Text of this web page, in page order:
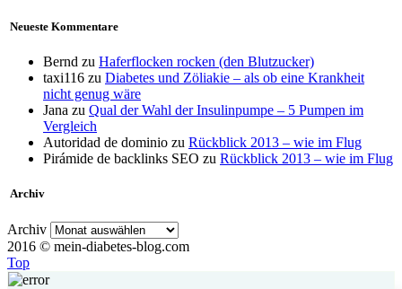
Neueste Kommentare
Bernd zu Haferflocken rocken (den Blutzucker)
taxi116 zu Diabetes und Zöliakie – als ob eine Krankheit
nicht genug wäre
Jana zu Qual der Wahl der Insulinpumpe – 5 Pumpen im
Vergleich
Autoridad de dominio zu Rückblick 2013 – wie im Flug
Pirámide de backlinks SEO zu Rückblick 2013 – wie im Flug
Archiv
Archiv
2016 © mein-diabetes-blog.com
Top